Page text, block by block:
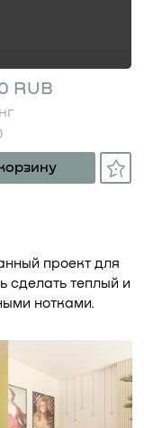
RUB
проект для
сделать теплый и
нотками.